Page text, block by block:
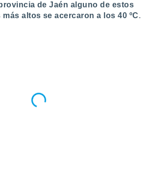
de Jaén alguno de estos
más altos se acercaron a los 40 ºC.